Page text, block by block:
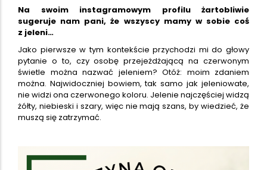
Na swoim instagramowym profilu żartobliwie
sugeruje nam pani, że wszyscy mamy w sobie coś
z jeleni…
Jako pierwsze w tym kontekście przychodzi mi do głowy
pytanie o to, czy osobę przejeżdżającą na czerwonym
świetle można nazwać jeleniem? Otóż: moim zdaniem
można. Najwidoczniej bowiem, tak samo jak jeleniowate,
nie widzi ona czerwonego koloru. Jelenie najczęściej widzą
żółty, niebieski i szary, więc nie mają szans, by wiedzieć, że
muszą się zatrzymać.